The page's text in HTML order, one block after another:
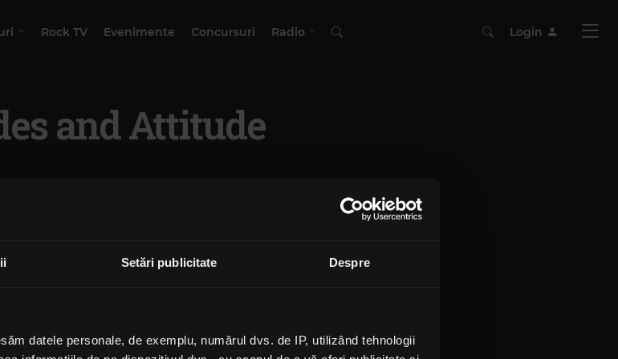
Setări publicitate Despre
datele personale, de exemplu, numărul dvs. de IP, utilizând tehnologii
Rock TV Evenimente Concursuri Radio Login
and Attitude